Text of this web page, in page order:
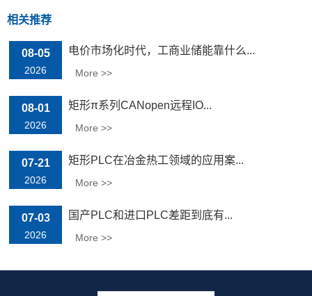
相关推荐
08-05
2026
电价市场化时代，工商业储能靠什么...
More >>
08-01
2026
矩形π系列CANopen远程IO...
More >>
07-21
2026
矩形PLC在冶金热工领域的应用案...
More >>
07-03
2026
国产PLC和进口PLC差距到底有...
More >>